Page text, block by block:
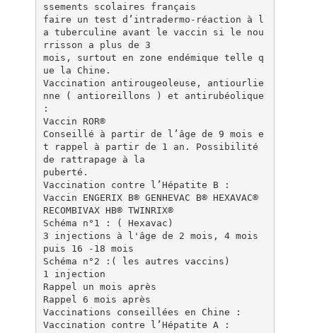
ssements scolaires français
faire un test d’intradermo-réaction à l
a tuberculine avant le vaccin si le nou
rrisson a plus de 3
mois, surtout en zone endémique telle q
ue la Chine.
Vaccination antirougeoleuse, antiourlie
nne ( antioreillons ) et antirubéolique
:
Vaccin ROR®
Conseillé à partir de l’âge de 9 mois e
t rappel à partir de 1 an. Possibilité
de rattrapage à la
puberté.
Vaccination contre l’Hépatite B :
Vaccin ENGERIX B® GENHEVAC B® HEXAVAC®
RECOMBIVAX HB® TWINRIX®
Schéma n°1 : ( Hexavac)
3 injections à l'âge de 2 mois, 4 mois
puis 16 -18 mois
Schéma n°2 :( les autres vaccins)
1 injection
Rappel un mois après
Rappel 6 mois après
Vaccinations conseillées en Chine :
Vaccination contre l’Hépatite A :